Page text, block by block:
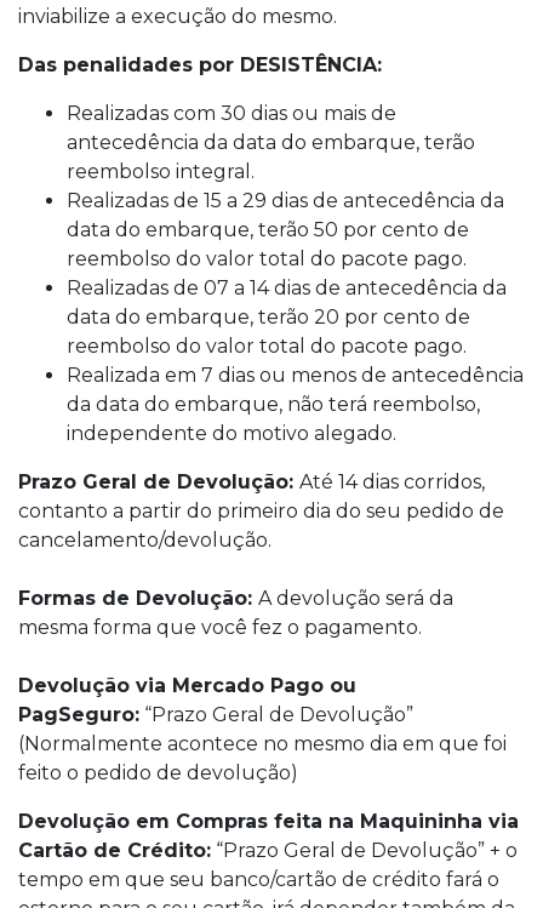
inviabilize a execução do mesmo.
Das penalidades por DESISTÊNCIA:
Realizadas com 30 dias ou mais de
antecedência da data do embarque, terão
reembolso integral.
Realizadas de 15 a 29 dias de antecedência da
data do embarque, terão 50 por cento de
reembolso do valor total do pacote pago.
Realizadas de 07 a 14 dias de antecedência da
data do embarque, terão 20 por cento de
reembolso do valor total do pacote pago.
Realizada em 7 dias ou menos de antecedência
da data do embarque, não terá reembolso,
independente do motivo alegado.
Prazo Geral de Devolução: Até 14 dias corridos,
contanto a partir do primeiro dia do seu pedido de
cancelamento/devolução.
Formas de Devolução: A devolução será da
mesma forma que você fez o pagamento.
Devolução via Mercado Pago ou
PagSeguro: “Prazo Geral de Devolução”
(Normalmente acontece no mesmo dia em que foi
feito o pedido de devolução)
Devolução em Compras feita na Maquininha via
Cartão de Crédito: “Prazo Geral de Devolução” + o
tempo em que seu banco/cartão de crédito fará o